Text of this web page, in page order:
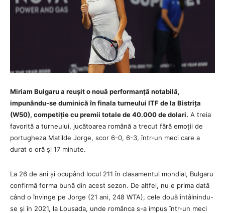
Miriam Bulgaru a reușit o nouă performanță notabilă,
impunându-se duminică în finala turneului ITF de la Bistrița
(W50), competiție cu premii totale de 40.000 de dolari. A treia
favorită a turneului, jucătoarea română a trecut fără emoții de
portugheza Matilde Jorge, scor 6-0, 6-3, într-un meci care a
durat o oră și 17 minute.
La 26 de ani și ocupând locul 211 în clasamentul mondial, Bulgaru
confirmă forma bună din acest sezon. De altfel, nu e prima dată
când o învinge pe Jorge (21 ani, 248 WTA), cele două întâlnindu-
se și în 2021, la Lousada, unde românca s-a impus într-un meci